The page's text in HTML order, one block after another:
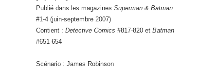
Publié dans les magazines Superman & Batman
#1-4 (juin-septembre 2007)
Contient : Detective Comics #817-820 et Batman
#651-654
Scénario : James Robinson